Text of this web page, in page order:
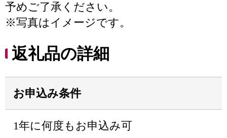
予めご了承ください。
※写真はイメージです。
返礼品の詳細
お申込み条件
1年に何度もお申込み可